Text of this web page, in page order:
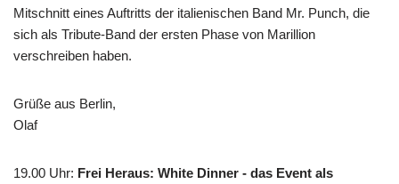
Mitschnitt eines Auftritts der italienischen Band Mr. Punch, die
sich als Tribute-Band der ersten Phase von Marillion
verschreiben haben.
Grüße aus Berlin,
Olaf
19.00 Uhr: Frei Heraus: White Dinner - das Event als